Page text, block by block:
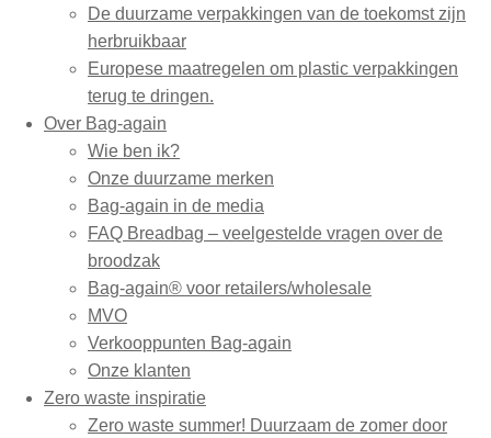
De duurzame verpakkingen van de toekomst zijn
herbruikbaar
Europese maatregelen om plastic verpakkingen
terug te dringen.
Over Bag-again
Wie ben ik?
Onze duurzame merken
Bag-again in de media
FAQ Breadbag – veelgestelde vragen over de
broodzak
Bag-again® voor retailers/wholesale
MVO
Verkooppunten Bag-again
Onze klanten
Zero waste inspiratie
Zero waste summer! Duurzaam de zomer door